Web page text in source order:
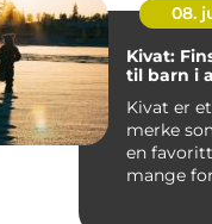
08.
Kivat:
til barn i
Kivat er
merke
en
mange